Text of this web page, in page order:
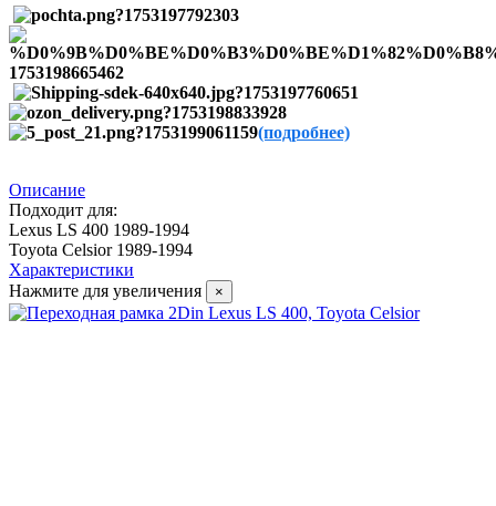
(подробнее)
Описание
Подходит для:
Lexus LS 400 1989-1994
Toyota Celsior 1989-1994
Характеристики
Нажмите для увеличения
×